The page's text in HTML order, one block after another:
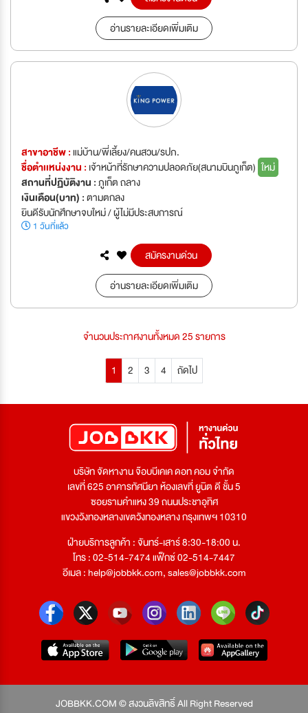
อ่านรายละเอียดเพิ่มเติม
สาขาอาชีพ :แม่บ้าน/พี่เลี้ยง/คนสวน/รปภ.
ชื่อตำเเหน่งงาน : เจ้าหน้าที่รักษาความปลอดภัย(สนามบินภูเก็ต) ใหม่
สถานที่ปฏิบัติงาน :ภูเก็ต ถลาง
เงินเดือน(บาท) :ตามตกลง
ยินดีรับนักศึกษาจบใหม่ / ผู้ไม่มีประสบการณ์
1 วันที่แล้ว
สมัครงานด่วน
อ่านรายละเอียดเพิ่มเติม
จำนวนประกาศงานทั้งหมด 25 รายการ
1 2 3 4 ถัดไป
บริษัท จัดหางาน จ๊อบบีเคเค ดอท คอม จำกัด
เลขที่ 625 อาคารทัศนียา ห้องเลขที่ ยูนิต ดี ชั้น 5
ซอยรามคำแหง 39 ถนนประชาอุทิศ
แขวงวังทองหลางเขตวังทองหลาง กรุงเทพฯ 10310
ฝ่ายบริการลูกค้า : จันทร์-เสาร์ 8:30-18:00 น.
โทร : 02-514-7474 แฟ็กซ์ 02-514-7447
อีเมล :help@jobbkk.com,sales@jobbkk.com
JOBBKK.COM © สงวนลิขสิทธิ์ All Right Reserved